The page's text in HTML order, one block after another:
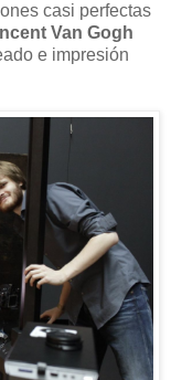
casi perfectas
Van Gogh
e impresión